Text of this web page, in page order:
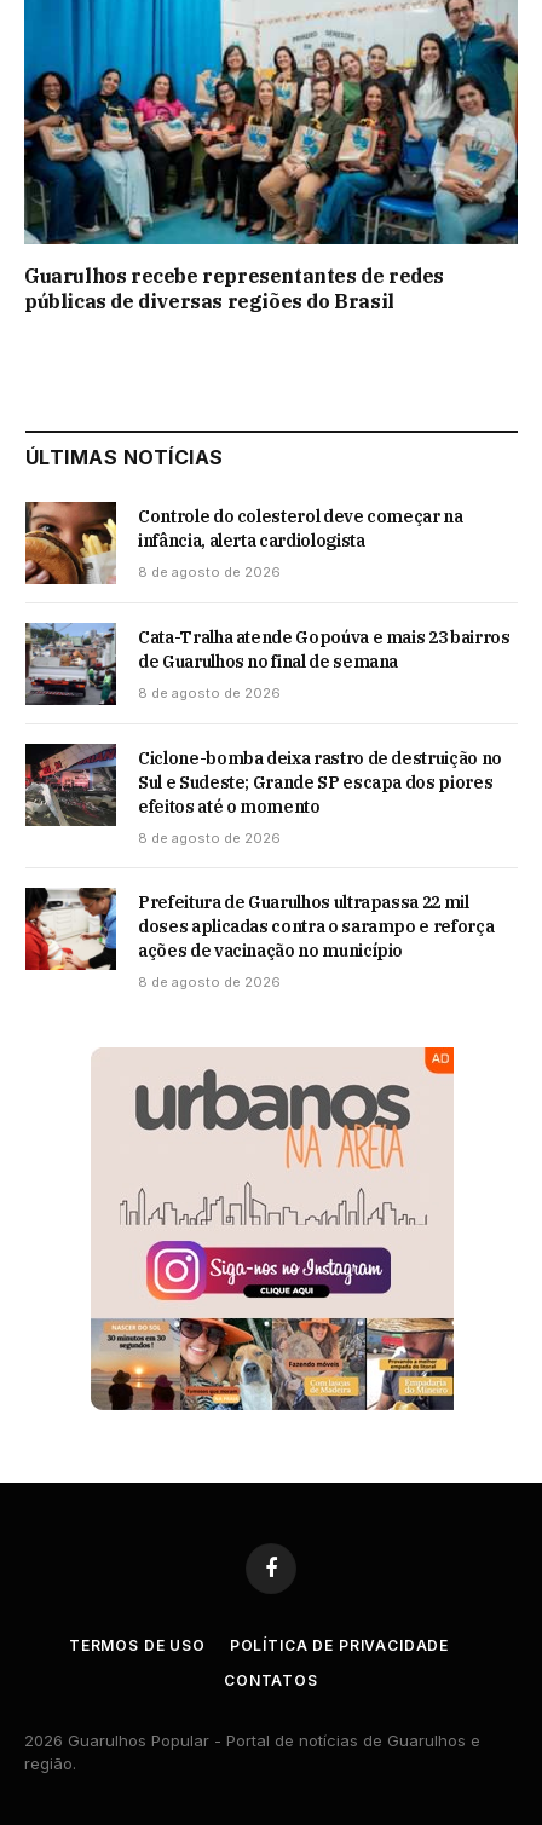
Guarulhos recebe representantes de redes
públicas de diversas regiões do Brasil
ÚLTIMAS NOTÍCIAS
Controle do colesterol deve começar na
infância, alerta cardiologista
8 de agosto de 2026
Cata-Tralha atende Gopoúva e mais 23 bairros
de Guarulhos no final de semana
8 de agosto de 2026
Ciclone-bomba deixa rastro de destruição no
Sul e Sudeste; Grande SP escapa dos piores
efeitos até o momento
8 de agosto de 2026
Prefeitura de Guarulhos ultrapassa 22 mil
doses aplicadas contra o sarampo e reforça
ações de vacinação no município
8 de agosto de 2026
Facebook
TERMOS DE USO
POLÍTICA DE PRIVACIDADE
CONTATOS
2026 Guarulhos Popular - Portal de notícias de Guarulhos e
região.